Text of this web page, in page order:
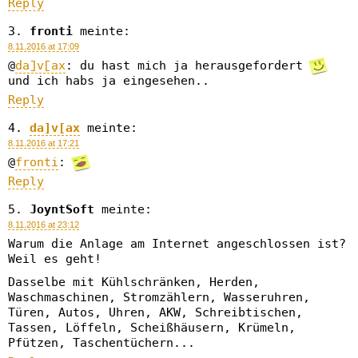
Reply
fronti meinte:
8.11.2016 at 17:09
@da]v[ax: du hast mich ja herausgefordert
und ich habs ja eingesehen..
Reply
da]v[ax meinte:
8.11.2016 at 17:21
@fronti :
Reply
JoyntSoft meinte:
8.11.2016 at 23:12
Warum die Anlage am Internet angeschlossen ist?
Weil es geht!
Dasselbe mit Kühlschränken, Herden,
Waschmaschinen, Stromzählern, Wasseruhren,
Türen, Autos, Uhren, AKW, Schreibtischen,
Tassen, Löffeln, Scheißhäusern, Krümeln,
Pfützen, Taschentüchern...